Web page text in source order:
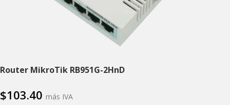
Router MikroTik RB951G-2HnD
$103.40 más IVA